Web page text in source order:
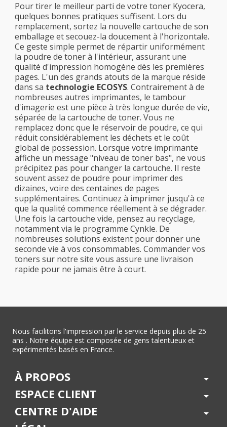
Pour tirer le meilleur parti de votre toner Kyocera,
quelques bonnes pratiques suffisent. Lors du
remplacement, sortez la nouvelle cartouche de son
emballage et secouez-la doucement à l'horizontale.
Ce geste simple permet de répartir uniformément
la poudre de toner à l'intérieur, assurant une
qualité d'impression homogène dès les premières
pages. L'un des grands atouts de la marque réside
dans sa technologie ECOSYS. Contrairement à de
nombreuses autres imprimantes, le tambour
d'imagerie est une pièce à très longue durée de vie,
séparée de la cartouche de toner. Vous ne
remplacez donc que le réservoir de poudre, ce qui
réduit considérablement les déchets et le coût
global de possession. Lorsque votre imprimante
affiche un message "niveau de toner bas", ne vous
précipitez pas pour changer la cartouche. Il reste
souvent assez de poudre pour imprimer des
dizaines, voire des centaines de pages
supplémentaires. Continuez à imprimer jusqu'à ce
que la qualité commence réellement à se dégrader.
Une fois la cartouche vide, pensez au recyclage,
notamment via le programme Cynkle. De
nombreuses solutions existent pour donner une
seconde vie à vos consommables. Commander vos
toners sur notre site vous assure une livraison
rapide pour ne jamais être à court.
Nous facilitons l'impression par le service depuis plus de 25
ans . Notre équipe est composée de gens talentueux et
expérimentés basés en France.
À PROPOS arrow_drop_down
ESPACE CLIENT arrow_drop_down
CENTRE D'AIDE arrow_drop_down